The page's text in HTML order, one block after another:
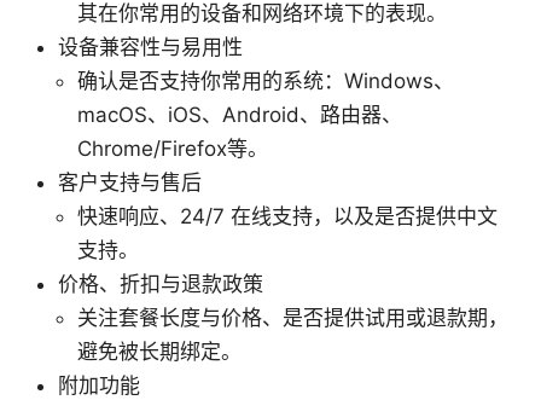
其在你常用的设备和网络环境下的表现。
设备兼容性与易用性
确认是否支持你常用的系统：Windows、
macOS、iOS、Android、路由器、
Chrome/Firefox等。
客户支持与售后
快速响应、24/7 在线支持，以及是否提供中文
支持。
价格、折扣与退款政策
关注套餐长度与价格、是否提供试用或退款期，
避免被长期绑定。
附加功能